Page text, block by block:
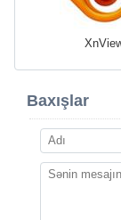
Baxışlar